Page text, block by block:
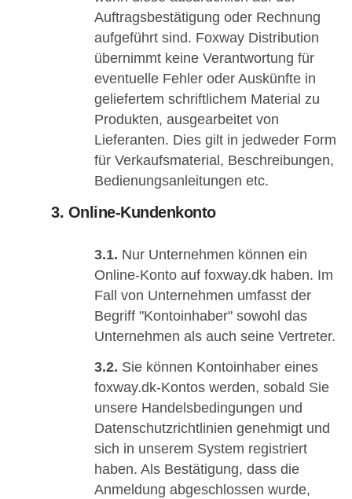
Auftragsbestätigung oder Rechnung
aufgeführt sind. Foxway Distribution
übernimmt keine Verantwortung für
eventuelle Fehler oder Auskünfte in
geliefertem schriftlichem Material zu
Produkten, ausgearbeitet von
Lieferanten. Dies gilt in jedweder Form
für Verkaufsmaterial, Beschreibungen,
Bedienungsanleitungen etc.
3. Online-Kundenkonto
3.1. Nur Unternehmen können ein
Online-Konto auf foxway.dk haben. Im
Fall von Unternehmen umfasst der
Begriff "Kontoinhaber" sowohl das
Unternehmen als auch seine Vertreter.
3.2. Sie können Kontoinhaber eines
foxway.dk-Kontos werden, sobald Sie
unsere Handelsbedingungen und
Datenschutzrichtlinien genehmigt und
sich in unserem System registriert
haben. Als Bestätigung, dass die
Anmeldung abgeschlossen wurde,